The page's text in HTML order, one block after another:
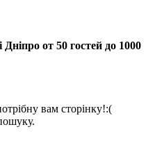
от 50 гостей до 1000
вам сторінку!:(